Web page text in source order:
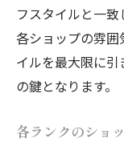
フスタイルと一致
各ショップの雰
イルを最大限に
の鍵となります。
各ランクのショ